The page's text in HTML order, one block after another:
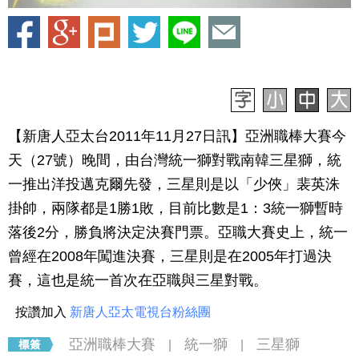
【新唐人亞太台2011年11月27日訊】亞洲職棒大賽今
天（27號）晚間，由台灣統一獅對戰南韓三星獅，統
一推出洋投邁克爾先發，三星則是以「少俠」裴英洙
掛帥，兩隊都是1勝1敗，目前比數是1：3統一獅暫時
落後2分，勝負將決定決賽門票。亞職大賽史上，統一
曾經在2008年闖進決賽，三星則是在2005年打過決
賽，這也是統一首次在亞職與三星對戰。
按讚加入 新唐人亞太電視台粉絲團
亞洲職棒大賽 統一獅 三星獅